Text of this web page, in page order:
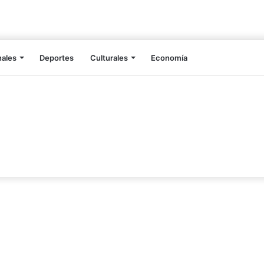
Deportes Culturales Economía